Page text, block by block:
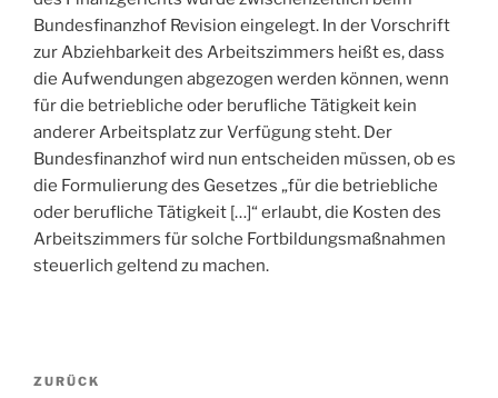
Bundesfinanzhof Revision eingelegt. In der Vorschrift
zur Abziehbarkeit des Arbeitszimmers heißt es, dass
die Aufwendungen abgezogen werden können, wenn
für die betriebliche oder berufliche Tätigkeit kein
anderer Arbeitsplatz zur Verfügung steht. Der
Bundesfinanzhof wird nun entscheiden müssen, ob es
die Formulierung des Gesetzes „für die betriebliche
oder berufliche Tätigkeit […]“ erlaubt, die Kosten des
Arbeitszimmers für solche Fortbildungsmaßnahmen
steuerlich geltend zu machen.
Beitragsnavigation
Vorheriger
ZURÜCK